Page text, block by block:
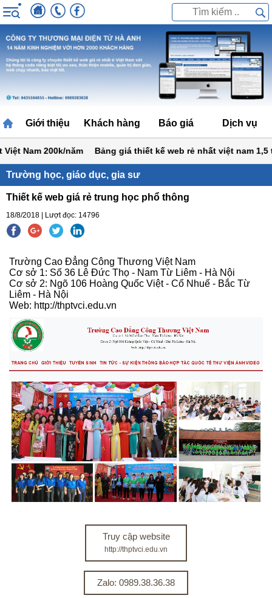
Giới thiệu Khách hàng Báo giá Dịch vụ
Nam 200k/năm Bảng giá thiết kế web rẻ nhất việt nam 1,5 tr
Trường học, giáo dục, gia sư
Thiết kế web giá rẻ trung học phổ thông
18/8/2018 | Lượt đọc: 14796
Trường Cao Đẳng Công Thương Việt Nam
Cơ sở 1: Số 36 Lê Đức Thọ - Nam Từ Liêm - Hà Nội
Cơ sở 2: Ngõ 106 Hoàng Quốc Việt - Cổ Nhuế - Bắc Từ
Liêm - Hà Nội
Web: http://thptvci.edu.vn
Truy cập website
http://thptvci.edu.vn
Zalo: 0989.38.36.38